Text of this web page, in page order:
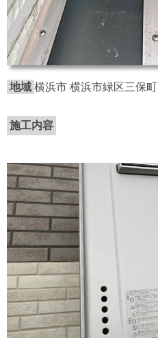
地域 横浜市 横浜市緑区三保町
施工内容